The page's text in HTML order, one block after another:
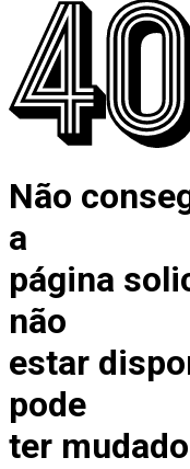
Não
a
página
não
estar
pode
ter